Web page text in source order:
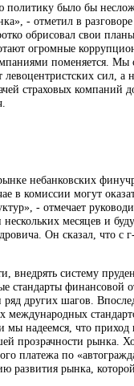
политику было бы
- отметил в
обрисовал свои
огромные
поменяется. Мы
левоцентристских сил,
страховых компаний
небанковских
в комиссии могут
- отмечает
месяцев и
Он сказал, что с
внедрять систему
финансовой
других шагов.
международных
надеемся, что приход
прозрачности рынка.
платежа по
развития рынка,